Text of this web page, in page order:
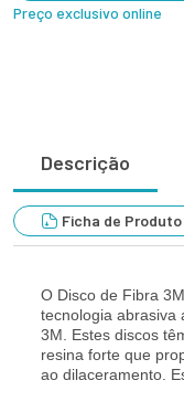
Preço exclusivo online
Descrição
Ficha de Produto
O Disco de Fibra
tecnologia abrasiva
3M. Estes discos
resina forte que
ao dilaceramento.